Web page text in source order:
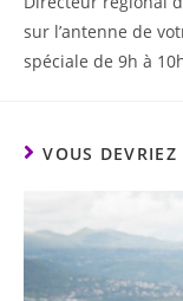
sur l’antenne de
spéciale de 9h à
VOUS